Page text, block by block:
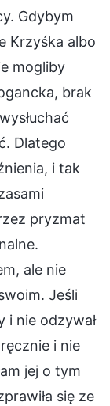
Gdybym
Krzyśka albo
mogliby
brak
Dlatego
i tak
pryzmat
ale nie
Jeśli
i nie odzywał
i nie
jej o tym
się ze